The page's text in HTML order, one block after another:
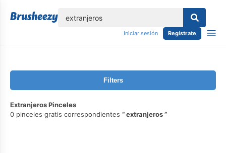
Iniciar sesión Regístrate
Filters
Extranjeros Pinceles
0 pinceles gratis correspondientes
extranjeros